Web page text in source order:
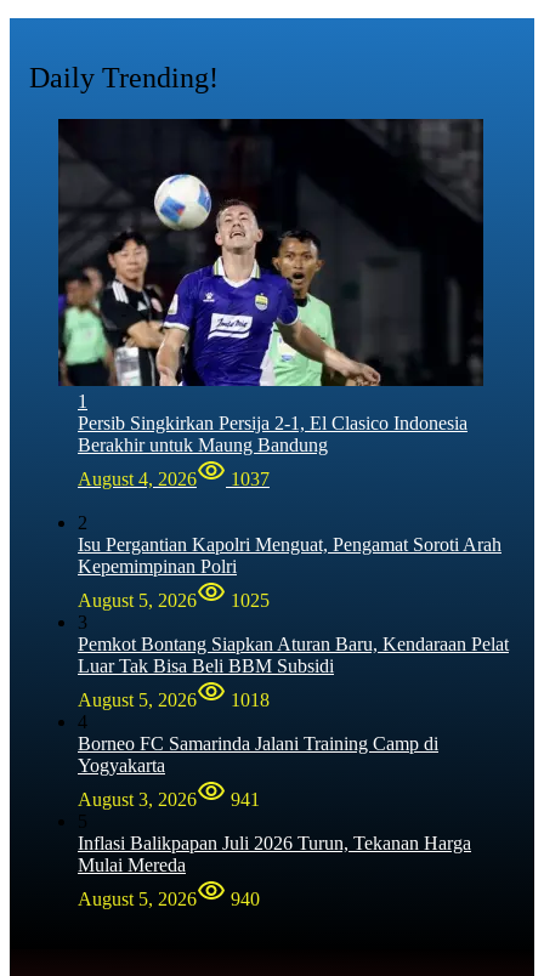
Daily Trending!
1
Persib Singkirkan Persija 2-1, El Clasico Indonesia
Berakhir untuk Maung Bandung
August 4, 2026
1037
2
Isu Pergantian Kapolri Menguat, Pengamat Soroti Arah
Kepemimpinan Polri
August 5, 2026
1025
3
Pemkot Bontang Siapkan Aturan Baru, Kendaraan Pelat
Luar Tak Bisa Beli BBM Subsidi
August 5, 2026
1018
4
Borneo FC Samarinda Jalani Training Camp di
Yogyakarta
August 3, 2026
941
5
Inflasi Balikpapan Juli 2026 Turun, Tekanan Harga
Mulai Mereda
August 5, 2026
940